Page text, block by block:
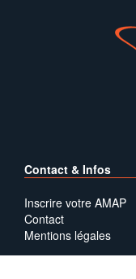
Contact & Infos
Inscrire votre AMAP
Contact
Mentions légales